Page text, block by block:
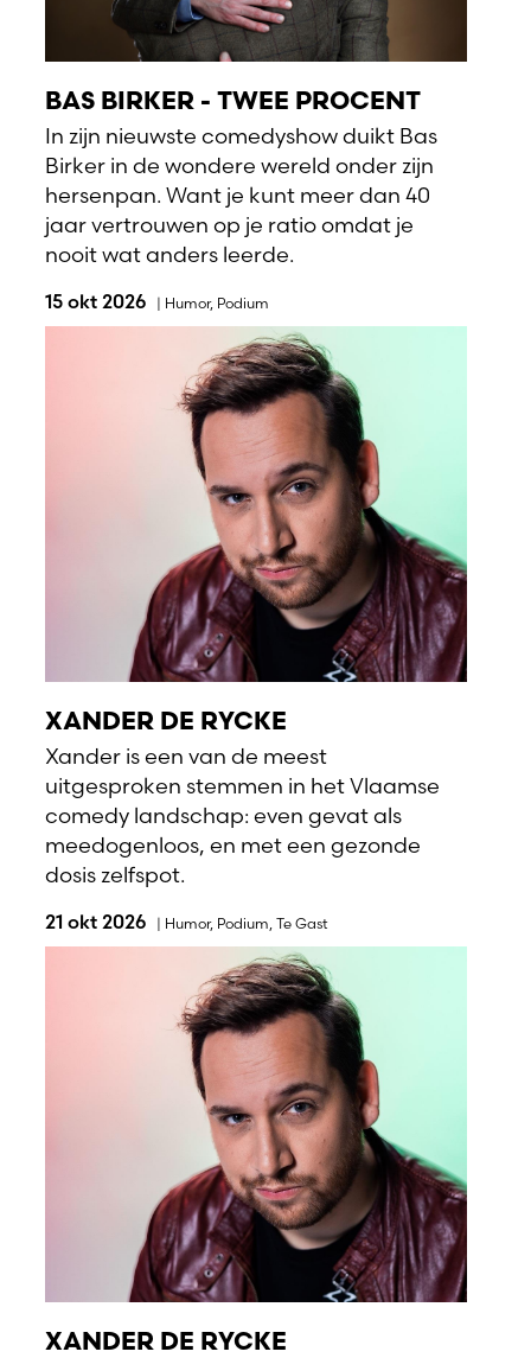
BAS BIRKER - TWEE PROCENT
In zijn nieuwste comedyshow duikt Bas
Birker in de wondere wereld onder zijn
hersenpan. Want je kunt meer dan 40
jaar vertrouwen op je ratio omdat je
nooit wat anders leerde.
15 okt 2026 | Humor, Podium
XANDER DE RYCKE
Xander is een van de meest
uitgesproken stemmen in het Vlaamse
comedy landschap: even gevat als
meedogenloos, en met een gezonde
dosis zelfspot.
21 okt 2026 | Humor, Podium, Te Gast
XANDER DE RYCKE